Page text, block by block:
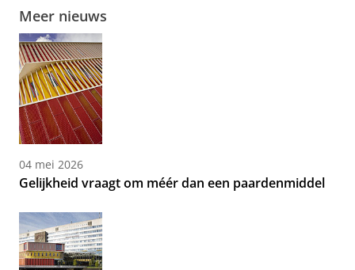
Meer nieuws
04 mei 2026
Gelijkheid vraagt om méér dan een paardenmiddel